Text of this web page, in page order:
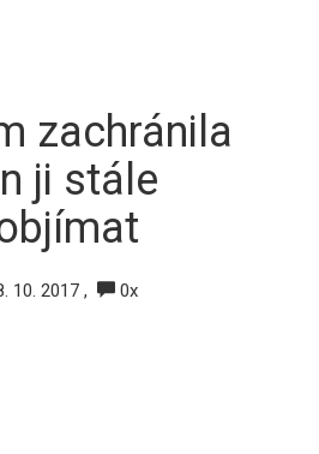
zachránila
ji stále
10. 2017 , 0x